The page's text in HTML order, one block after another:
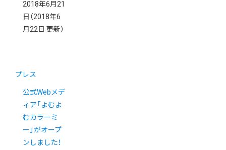
2018年6月21
日 （2018年6
月22日 更新）
プレス
公式Webメデ
ィア「よむよ
むカラーミ
ー」がオープ
ンしました！